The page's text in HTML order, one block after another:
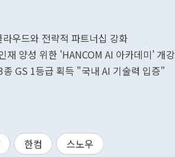
우드와 전략적 파트너십 강화
한컴, 청년 AI 인재 양성 위한 'HANCOM AI 아카데미' 개강
종 GS 1등급 획득 "국내 AI 기술력 입증"
한컴 스노우